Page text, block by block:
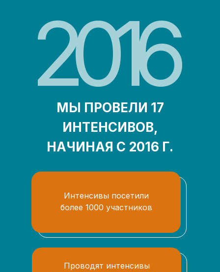
МЫ ПРОВЕЛИ 17
ИНТЕНСИВОВ,
НАЧИНАЯ С 2016 Г.
2016
Интенсивы посетили
более 1000 участников
Проводят интенсивы